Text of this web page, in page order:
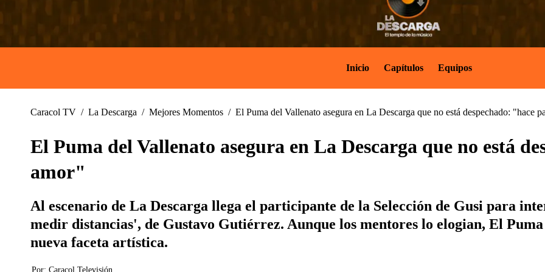
Inicio Capítulos Equipos
Caracol TV / La Descarga / Mejores Momentos / El Puma del Vallenato asegura en La Descarga que no está despechado: "hace
El Puma del Vallenato asegura en La Descarga que no está
amor"
Al escenario de La Descarga llega el participante de la Selección de Gusi para
medir distancias', de Gustavo Gutiérrez. Aunque los mentores lo elogian, El
nueva faceta artística.
Por: Caracol Televisión